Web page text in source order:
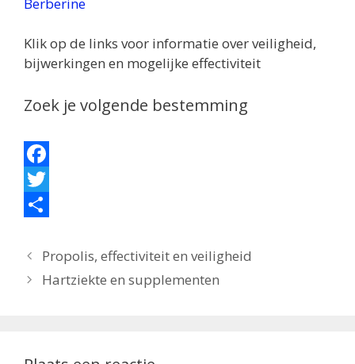
Klik op de links voor informatie over veiligheid,
bijwerkingen en mogelijke effectiviteit
Zoek je volgende bestemming
F
a
e
b
k
T
i
t
r
e
l
Propolis, effectiviteit en veiligheid
Hartziekte en supplementen